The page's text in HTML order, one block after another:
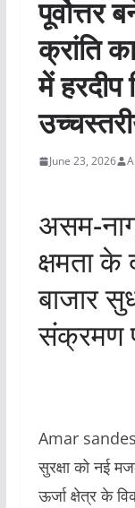
पूर्वोत्तर
क्रांति
में हरदीप
June 23, 2026
असम-
क्षमता
बाजार
संक्रमण
Amar
सुरक्षा को नई
ऊर्जा क्षेत्र के